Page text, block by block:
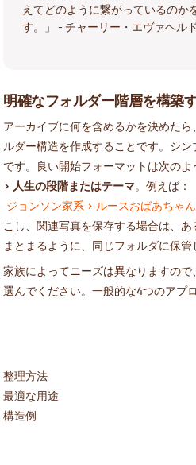
えてどのように繋がっているのか
す。」 - チャーリー・エヴァヘル
明確なフォルダー階層を構築
アーカイブに何を含めるかを決めた
ルダー構造を作成することです。シ
です。良い開始フォーマットは次のよ
> 人生の段階またはテーマ。例えば：
ジョンソン家系 > ルースおばあちゃ
こし、関連写真を保存する場合は、
まとまるように、同じフォルダに保管
家族によってニーズは異なりますの
選んでください。一般的な4つのアプ
整理方法
最適な用途
構造例